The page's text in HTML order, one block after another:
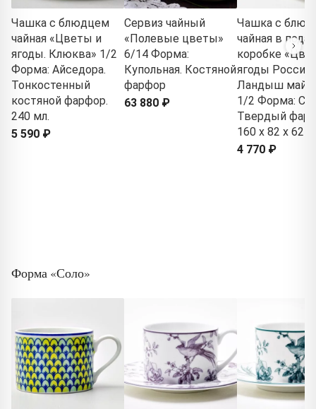
Чашка с блюдцем
чайная «Цветы и
ягоды. Клюква» 1/2
Форма: Айседора.
Тонкостенный
костяной фарфор.
240 мл.
5 590 ₽
Сервиз чайный
«Полевые цветы»
6/14 Форма:
Купольная. Костяной
фарфор
63 880 ₽
Чашка с
чайная в
коробке
ягоды России.
Ландыш
1/2 Форма:
Твердый
160 x 82 x 62
4 770 ₽
Форма «Соло»